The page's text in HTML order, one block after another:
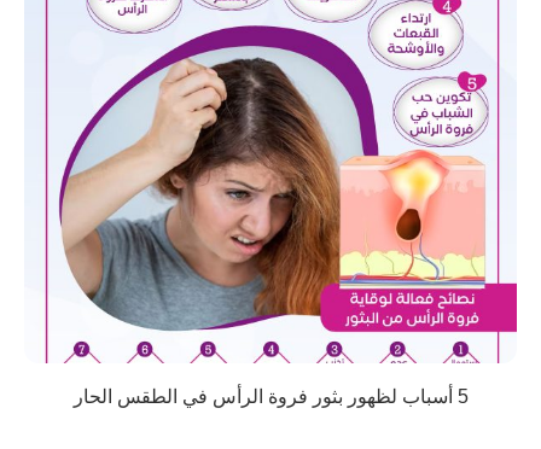
5 أسباب لظهور بثور فروة الرأس في الطقس الحار